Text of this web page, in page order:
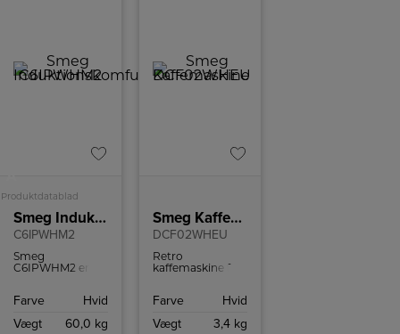
Produktdatablad
Smeg Induktionskomfur
C6IPWHM2
Smeg
C6IPWHM2 er
blanding af
ny teknologi og
Farve
Hvid
Vægt
60,0 kg
Smeg Kaffemaskine
DCF02WHEU
Retro
kaffemaskine fra
til 10 kopper
Farve
Hvid
Vægt
3,4 kg